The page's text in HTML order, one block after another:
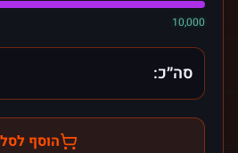
10,000
סה״כ:
הוסף לסל